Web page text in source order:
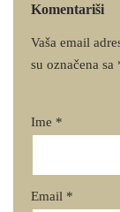
Komentariši
Vaša email
su označena sa
Ime *
Email *